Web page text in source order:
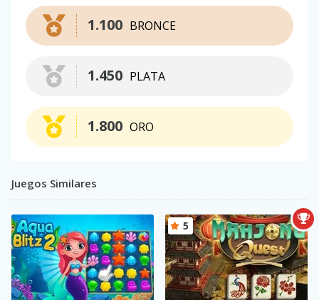
BRONCE
1.100
PLATA
1.450
ORO
1.800
Juegos Similares
5